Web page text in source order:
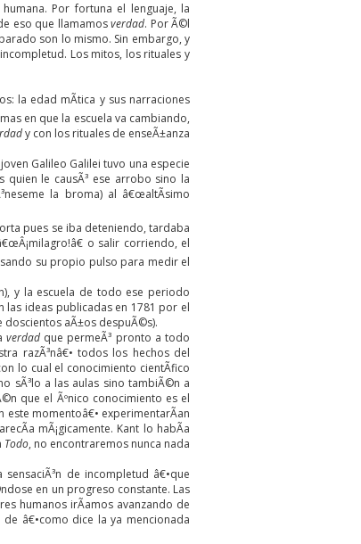
Por fortuna el lenguaje, la
eso que llamamosverdad. Por Ã©l
son lo mismo. Sin embargo, y
Los mitos, los rituales y
la edad mÃ­tica y sus narraciones
en que la escuela va cambiando,
y con los rituales de enseÃ±anza
Galileo Galilei tuvo una especie
le causÃ³ ese arrobo sino la
la broma) al â€œaltÃ­simo
pues se iba deteniendo, tardaba
o salir corriendo, el
su propio pulso para medir el
y la escuela de todo ese periodo
las ideas publicadas en 1781 por el
doscientos aÃ±os despuÃ©s).
verdad que permeÃ³ pronto a todo
razÃ³nâ€• todos los hechos del
lo cual el conocimiento cientÃ­fico
sÃ³lo a las aulas sino tambiÃ©n a
que el Ãºnico conocimiento es el
este momentoâ€• experimentarÃ­an
mÃ¡gicamente. Kant lo habÃ­a
Todo, no encontraremos nunca nada
de incompletud â€•que
en un progreso constante. Las
humanos irÃ­amos avanzando de
â€•como dice la ya mencionada